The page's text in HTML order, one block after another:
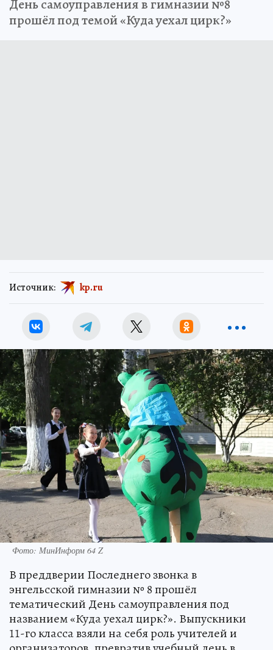
День самоуправления в гимназии №8
прошёл под темой «Куда уехал цирк?»
Источник: kp.ru
Фото: МинИнформ 64 Z
В преддверии Последнего звонка в
энгельсской гимназии № 8 прошёл
тематический День самоуправления под
названием «Куда уехал цирк?». Выпускники
11-го класса взяли на себя роль учителей и